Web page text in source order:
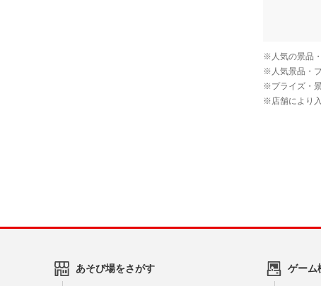
あそび場をさがす ゲーム